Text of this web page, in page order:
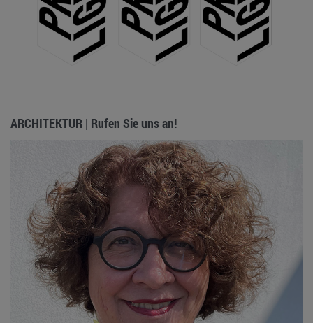
ARCHITEKTUR | Rufen Sie uns an!